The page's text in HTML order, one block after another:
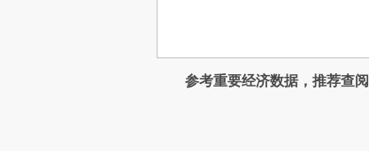
参考重要经济数据，推荐查阅